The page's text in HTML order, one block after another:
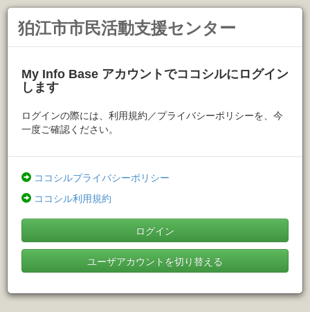
狛江市市民活動支援センター
My Info Base アカウントでココシルにログイン
します
ログインの際には、利用規約／プライバシーポリシーを、今
一度ご確認ください。
ココシルプライバシーポリシー
ココシル利用規約
ログイン
ユーザアカウントを切り替える